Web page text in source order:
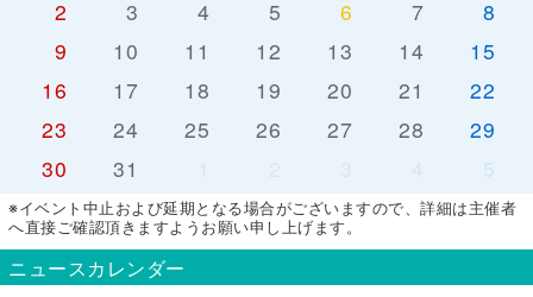
2
3 4 5 6 7
8
9
10 11 12 13 14
15
16
17 18 19 20 21
22
23
24 25 26 27 28
29
30
31 5
※イベント中止および延期となる場合がございますので、詳細は主催者
へ直接ご確認頂きますようお願い申し上げます。
ニュースカレンダー